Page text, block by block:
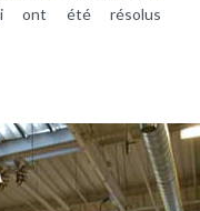
ont été résolus